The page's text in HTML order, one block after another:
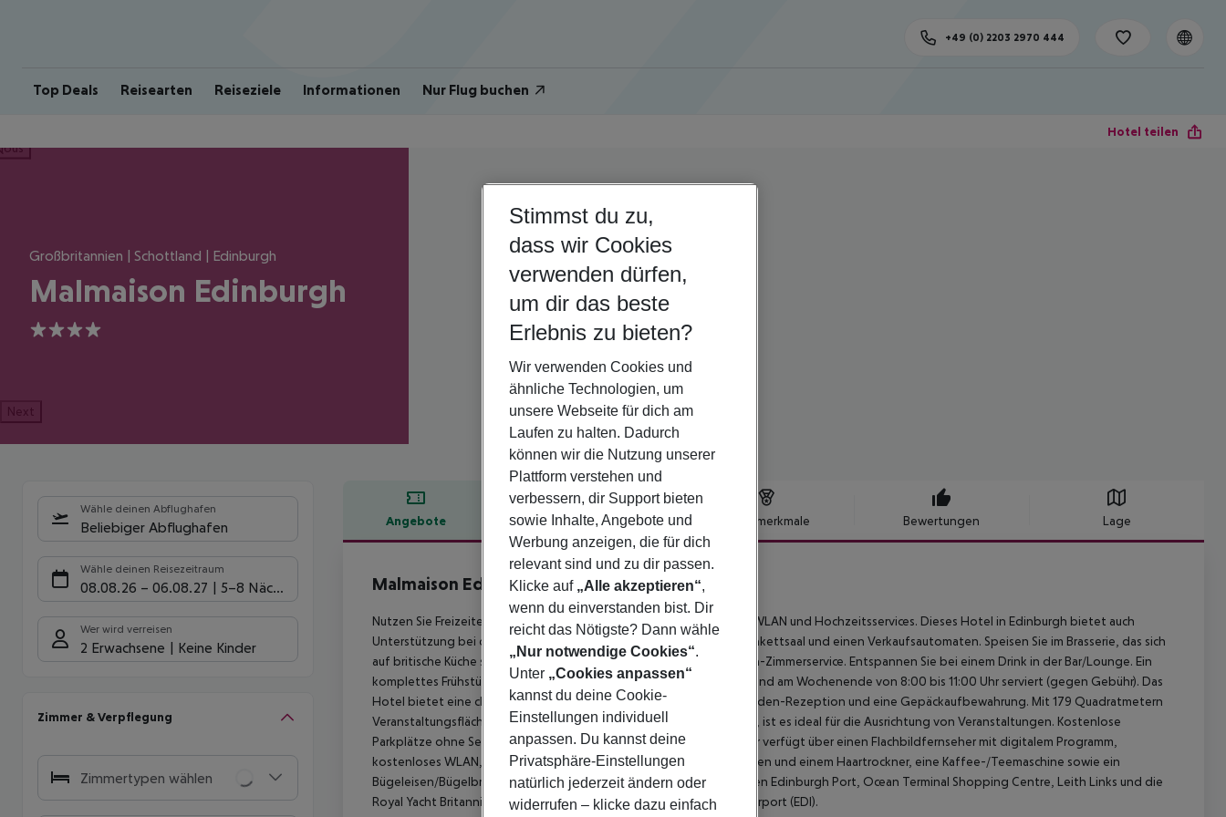
Top Deals Reisearten Reiseziele Informationen Nur Flug buchen
+49 (0) 2203 2970 444
Hotel teilen
Großbritannien | Schottland | Edinburgh
Malmaison Edinburgh
4
Next
Wähle deinen Abflughafen
Beliebiger Abflughafen
Wähle deinen Reisezeitraum
08.08.26 – 06.08.27 5-8 Nächte
Wer wird verreisen
2 Erwachsene Keine Kinder
Zimmer & Verpflegung
Zimmertypen wählen
Angebote Hotelbeschreibung Hotelmerkmale Bewertungen Lage
Hotelbeschreibung
Malmaison Edinburgh
4
Nutzen Sie Freizeiteinrichtungen wie ein Fitnesscenter, kostenloses WLAN und Hochzeitsservices. Dieses Hotel in Edinburgh bietet auch
Unterstützung bei der Tourenplanung/beim Ticketerwerb, einen Bankettsaal und einen Verkaufsautomaten. Speisen Sie im Brasserie, das sich
auf britische Küche spezialisiert hat, oder nutzen Sie den 24-Stunden-Zimmerservice. Entspannen Sie bei einem Drink in der Bar/Lounge. Ein
komplettes Frühstück wird an Wochentagen von 7:00 bis 10:00 Uhr und am Wochenende von 8:00 bis 11:00 Uhr serviert (gegen Gebühr). Das
Hotel bietet eine chemische Reinigung/Wäscheservice, eine 24-Stunden-Rezeption und eine Gepäckaufbewahrung. Mit 179 Quadratmetern
Veranstaltungsfläche, einschließlich Konferenz- und Tagungsräumen, ist es ideal für die Ausrichtung von Veranstaltungen. Kostenlose
Parkplätze ohne Service sind vorhanden. Jedes der 100 Gästezimmer verfügt über einen Flachbildfernseher mit digitalem Programm,
kostenloses WLAN, ein eigenes Bad mit kostenlosen Pflegeprodukten und einem Haartrockner, eine Kaffee-/Teemaschine sowie ein
Bügeleisen/Bügelbrett. Zu den nahegelegenen Attraktionen gehören Edinburgh Port, Ocean Terminal Shopping Centre, Leith Links und die
Royal Yacht Britannia. Der bevorzugte Flughafen ist der Edinburgh Airport (EDI).
Stimmst du zu,
dass wir Cookies
verwenden dürfen,
um dir das beste
Erlebnis zu bieten?
Wir verwenden Cookies und
ähnliche Technologien, um
unsere Webseite für dich am
Laufen zu halten. Dadurch
können wir die Nutzung unserer
Plattform verstehen und
verbessern, dir Support bieten
sowie Inhalte, Angebote und
Werbung anzeigen, die für dich
relevant sind und zu dir passen.
Klicke auf „Alle akzeptieren“,
wenn du einverstanden bist. Dir
reicht das Nötigste? Dann wähle
„Nur notwendige Cookies“.
Unter „Cookies anpassen“
kannst du deine Cookie-
Einstellungen individuell
anpassen. Du kannst deine
Privatsphäre-Einstellungen
natürlich jederzeit ändern oder
widerrufen – klicke dazu einfach